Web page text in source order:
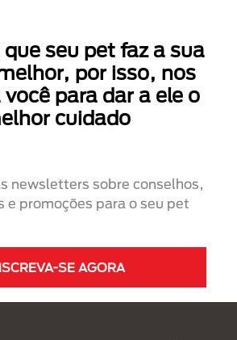
seu pet faz a sua
por isso, nos
para dar a ele o
cuidado
newsletters sobre conselhos,
e promoções para o seu pet
SE AGORA